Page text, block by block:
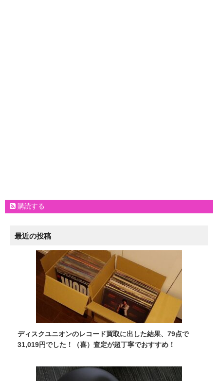
購読する
最近の投稿
ディスクユニオンのレコード買取に出した結果、79点で
31,019円でした！（喜）査定が超丁寧でおすすめ！